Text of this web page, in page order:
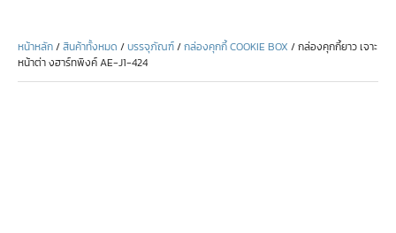
หน้าหลัก/สินค้าทั้งหมด /บรรจุภัณฑ์/กล่องคุกกี้ COOKIE BOX / กล่องคุกกี้ยาว เจาะ
หน้าต่า งฮาร์ทพิงค์ AE-J1-424